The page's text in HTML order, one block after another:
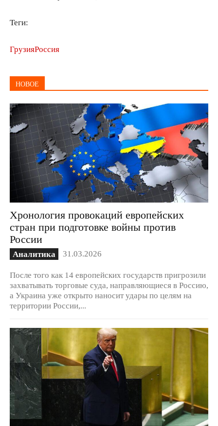
Теги:
ГрузияРоссия
НОВОЕ
Хронология провокаций европейских
стран при подготовке войны против
России
Аналитика 31.03.2026
После того как 14 европейских государств пригрозили
захватывать торговые суда, направляющиеся в Россию,
а Украина уже открыто наносит удары по целям на
территории России,...